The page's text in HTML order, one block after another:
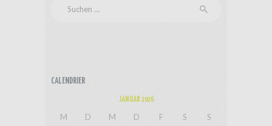
nach:
CALENDRIER
JANUAR 2026
M D M D F S
S